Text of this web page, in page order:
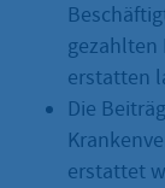
gezahlten
erstatten
Die
erstattet